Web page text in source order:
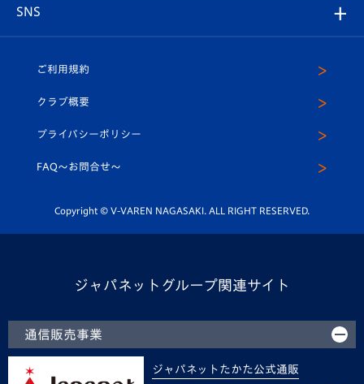
ホームタウン
平和祈念活動
ホームタウン活動
U-18
スクール
SNS
ヴィヴィくんインスタグラム
公式LINE＠
ご利用規約
クラブ概要
プライバシーポリシー
FAQ〜お問合せ〜
Copyright © V-VAREN NAGASAKI. ALL RIGHT RESERVED.
ジャパネットグループ関連サイト
通信販売事業
ジャパネットたかた公式通販